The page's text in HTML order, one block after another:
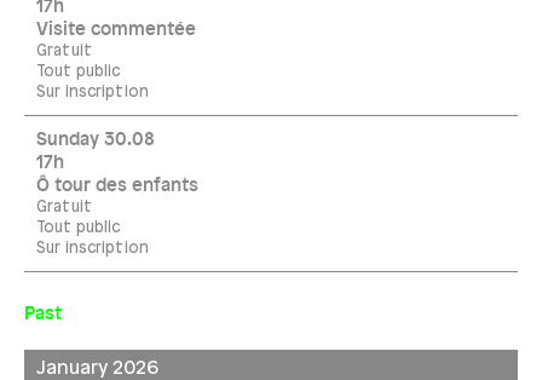
17h
Visite commentée
Gratuit
Tout public
Sur inscription
Sunday 30.08
17h
Ô tour des enfants
Gratuit
Tout public
Sur inscription
Past
January 2026